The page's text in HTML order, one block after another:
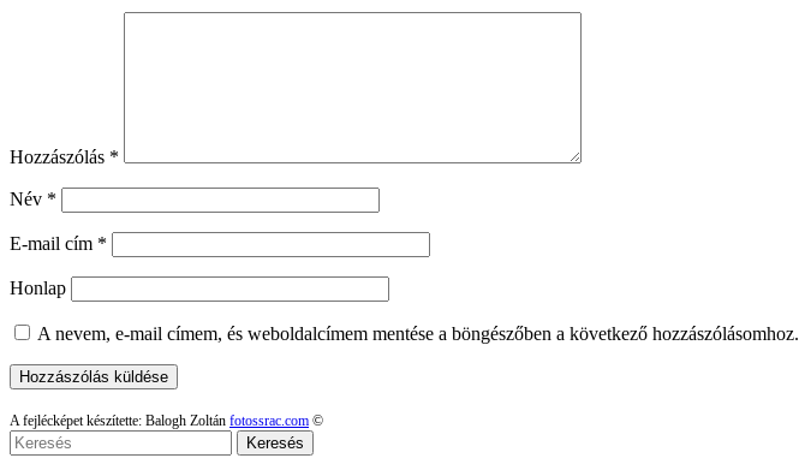
Hozzászólás *
Név *
E-mail cím *
Honlap
A nevem, e-mail címem, és weboldalcímem mentése a böngészőben a következő hozzászólásomhoz.
A fejlécképet készítette: Balogh Zoltán fotossrac.com ©
Keresés